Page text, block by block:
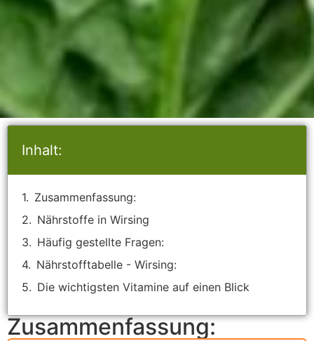
Inhalt:
Zusammenfassung:
Nährstoffe in Wirsing
Häufig gestellte Fragen:
Nährstofftabelle - Wirsing:
Die wichtigsten Vitamine auf einen Blick
Zusammenfassung: